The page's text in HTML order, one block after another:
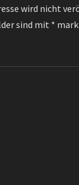
wird nicht
sind mit *